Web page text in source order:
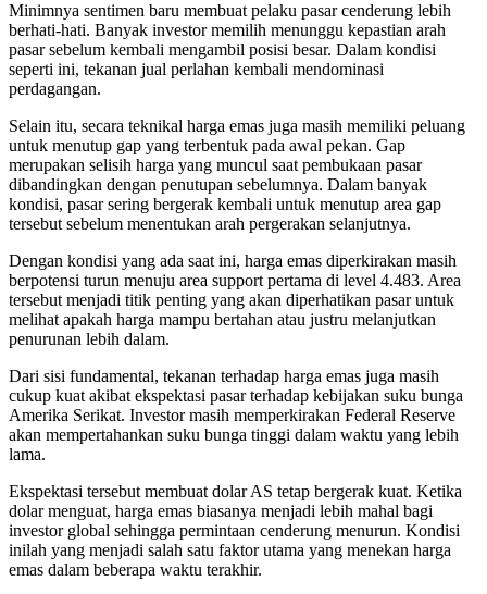
Minimnya sentimen baru membuat pelaku pasar cenderung lebih
berhati-hati. Banyak investor memilih menunggu kepastian arah
pasar sebelum kembali mengambil posisi besar. Dalam kondisi
seperti ini, tekanan jual perlahan kembali mendominasi
perdagangan.
Selain itu, secara teknikal harga emas juga masih memiliki peluang
untuk menutup gap yang terbentuk pada awal pekan. Gap
merupakan selisih harga yang muncul saat pembukaan pasar
dibandingkan dengan penutupan sebelumnya. Dalam banyak
kondisi, pasar sering bergerak kembali untuk menutup area gap
tersebut sebelum menentukan arah pergerakan selanjutnya.
Dengan kondisi yang ada saat ini, harga emas diperkirakan masih
berpotensi turun menuju area support pertama di level 4.483. Area
tersebut menjadi titik penting yang akan diperhatikan pasar untuk
melihat apakah harga mampu bertahan atau justru melanjutkan
penurunan lebih dalam.
Dari sisi fundamental, tekanan terhadap harga emas juga masih
cukup kuat akibat ekspektasi pasar terhadap kebijakan suku bunga
Amerika Serikat. Investor masih memperkirakan Federal Reserve
akan mempertahankan suku bunga tinggi dalam waktu yang lebih
lama.
Ekspektasi tersebut membuat dolar AS tetap bergerak kuat. Ketika
dolar menguat, harga emas biasanya menjadi lebih mahal bagi
investor global sehingga permintaan cenderung menurun. Kondisi
inilah yang menjadi salah satu faktor utama yang menekan harga
emas dalam beberapa waktu terakhir.